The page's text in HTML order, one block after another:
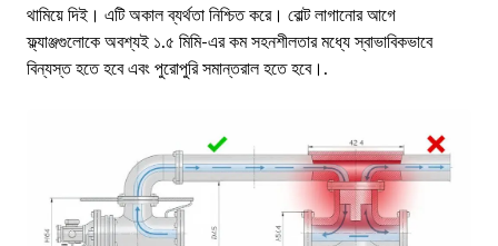
থামিয়ে দিই। এটি অকাল ব্যর্থতা নিশ্চিত করে। বোল্ট লাগানোর আগে
ফ্ল্যাঞ্জগুলোকে অবশ্যই ১.৫ মিমি-এর কম সহনশীলতার মধ্যে স্বাভাবিকভাবে
বিন্যস্ত হতে হবে এবং পুরোপুরি সমান্তরাল হতে হবে।.